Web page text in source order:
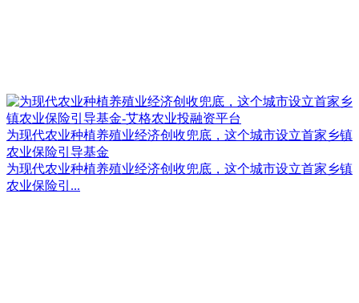
为现代农业种植养殖业经济创收兜底，这个城市设立首家乡镇
农业保险引导基金
为现代农业种植养殖业经济创收兜底，这个城市设立首家乡镇
农业保险引...